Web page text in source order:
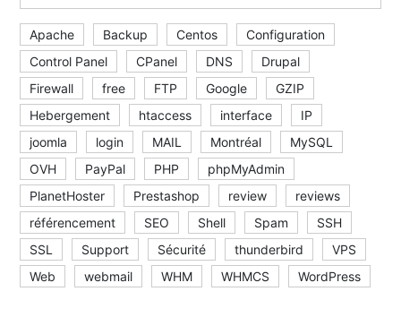
Apache Backup Centos
Configuration
Control Panel
CPanel DNS
Drupal
Firewall
free FTP Google
GZIP
Hebergement
htaccess interface
IP
joomla
login MAIL Montréal
MySQL
OVH
PayPal PHP
phpMyAdmin
PlanetHoster
Prestashop review
reviews
référencement
SEO Shell Spam
SSH
SSL
Support Sécurité thunderbird
VPS
Web
webmail WHM WHMCS WordPress